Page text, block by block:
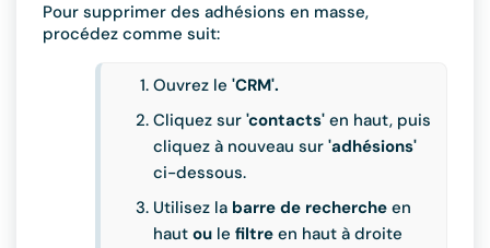
Pour supprimer des adhésions en masse,
procédez comme suit:
Ouvrez le 'CRM'.
Cliquez sur 'contacts' en haut, puis
cliquez à nouveau sur 'adhésions'
ci-dessous.
Utilisez la barre de recherche en
haut ou le filtre en haut à droite